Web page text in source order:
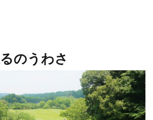
のうわさ